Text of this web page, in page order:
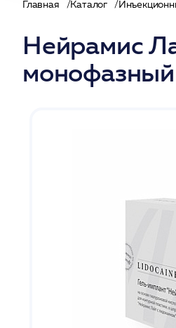
Главная Каталог
Нейрамис